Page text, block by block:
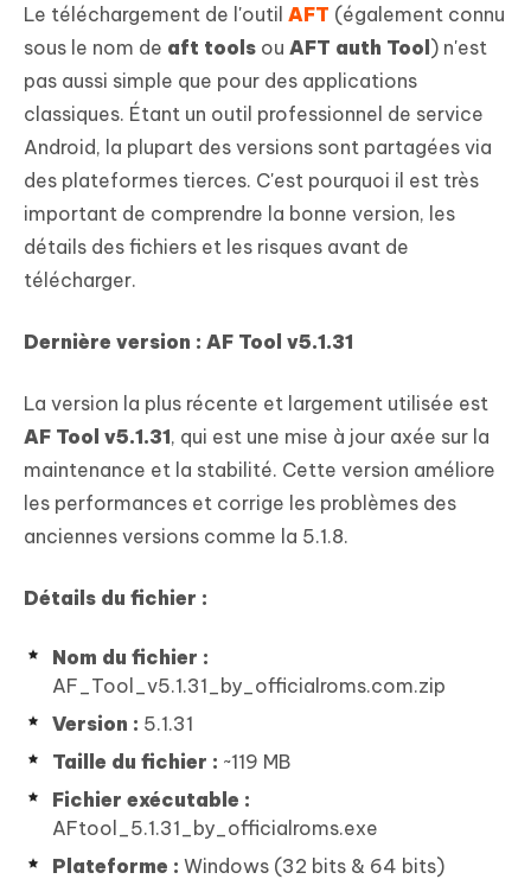
Le téléchargement de l'outil AFT (également connu
sous le nom de aft tools ou AFT auth Tool) n'est
pas aussi simple que pour des applications
classiques. Étant un outil professionnel de service
Android, la plupart des versions sont partagées via
des plateformes tierces. C'est pourquoi il est très
important de comprendre la bonne version, les
détails des fichiers et les risques avant de
télécharger.
Dernière version : AF Tool v5.1.31
La version la plus récente et largement utilisée est
AF Tool v5.1.31, qui est une mise à jour axée sur la
maintenance et la stabilité. Cette version améliore
les performances et corrige les problèmes des
anciennes versions comme la 5.1.8.
Détails du fichier :
Nom du fichier :
AF_Tool_v5.1.31_by_officialroms.com.zip
Version : 5.1.31
Taille du fichier : ~119 MB
Fichier exécutable :
AFtool_5.1.31_by_officialroms.exe
Plateforme : Windows (32 bits & 64 bits)